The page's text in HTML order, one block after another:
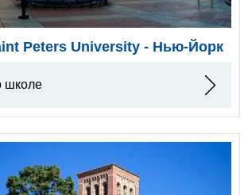
Peters University - Нью-Йорк
школе